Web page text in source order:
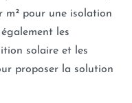
m² pour une isolation
les
solaire et les
proposer la solution